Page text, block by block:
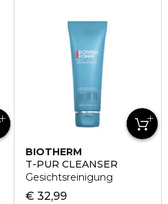
BIOTHERM
T-PUR CLEANSER
Gesichtsreinigung
€ 32,99